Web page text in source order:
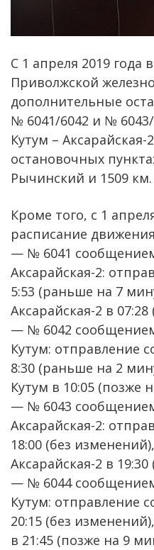
С 1 апреля 2019 года
Приволжской
дополнительные
№ 6041/6042 и №
Кутум – Аксарайская-
остановочных
Рычинский и 1509 км.
Кроме того, с 1
расписание
— № 6041
Аксарайская-2:
5:53 (раньше на 7
Аксарайская-2 в
— № 6042
Кутум: отправление
8:30 (раньше на 2
Кутум в 10:05 (позже
— № 6043
Аксарайская-2:
18:00 (без
Аксарайская-2 в
— № 6044
Кутум: отправление
20:15 (без
в 21:45 (позже на 9